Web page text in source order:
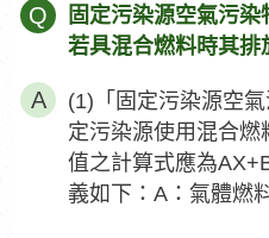
Q
固定污染源空氣污
若具混合燃料時其排
(1)「固定污染源空
定污染源使用混合
值之計算式應為
義如下：A：氣體燃